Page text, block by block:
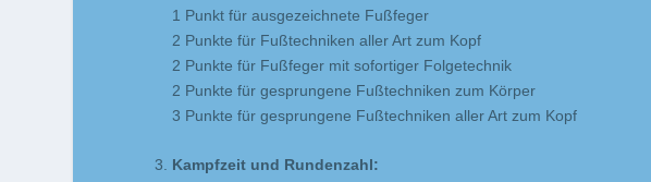
1 Punkt für ausgezeichnete Fußfeger
2 Punkte für Fußtechniken aller Art zum Kopf
2 Punkte für Fußfeger mit sofortiger Folgetechnik
2 Punkte für gesprungene Fußtechniken zum Körper
3 Punkte für gesprungene Fußtechniken aller Art zum Kopf
Kampfzeit und Rundenzahl: